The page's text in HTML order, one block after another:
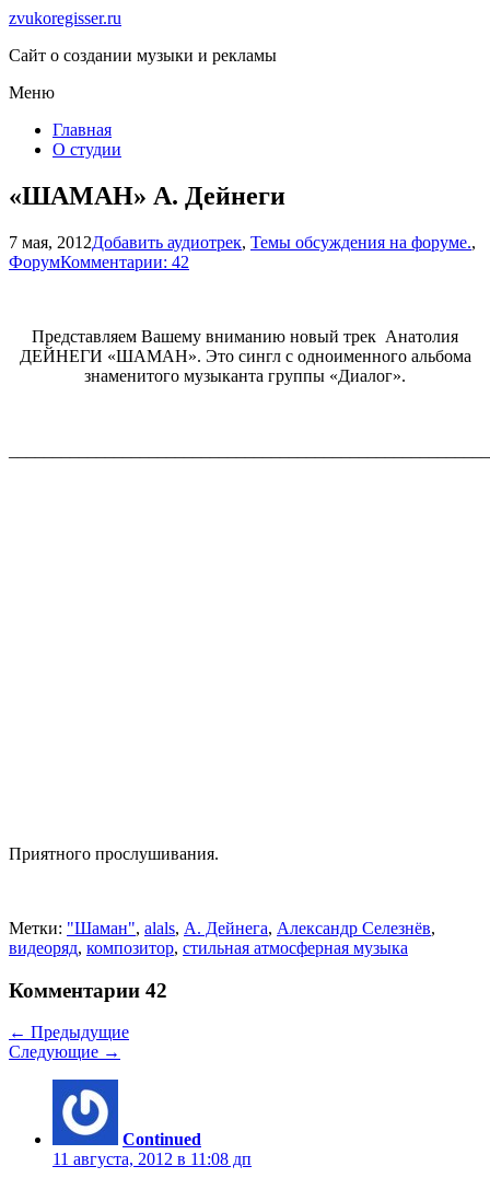
zvukoregisser.ru
Сайт о создании музыки и рекламы
Меню
Главная
О студии
«ШАМАН» А. Дейнеги
7 мая, 2012Добавить аудиотрек, Темы обсуждения на форуме.,
ФорумКомментарии: 42
Представляем Вашему вниманию новый трек Анатолия
ДЕЙНЕГИ «ШАМАН». Это сингл с одноименного альбома
знаменитого музыканта группы «Диалог».
Приятного прослушивания.
Метки: "Шаман", alals, А. Дейнега, Александр Селезнёв,
видеоряд, композитор, стильная атмосферная музыка
Комментарии 42
← Предыдущие
Следующие →
Continued
11 августа, 2012 в 11:08 дп